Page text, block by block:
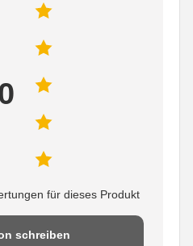
für dieses Produkt
schreiben